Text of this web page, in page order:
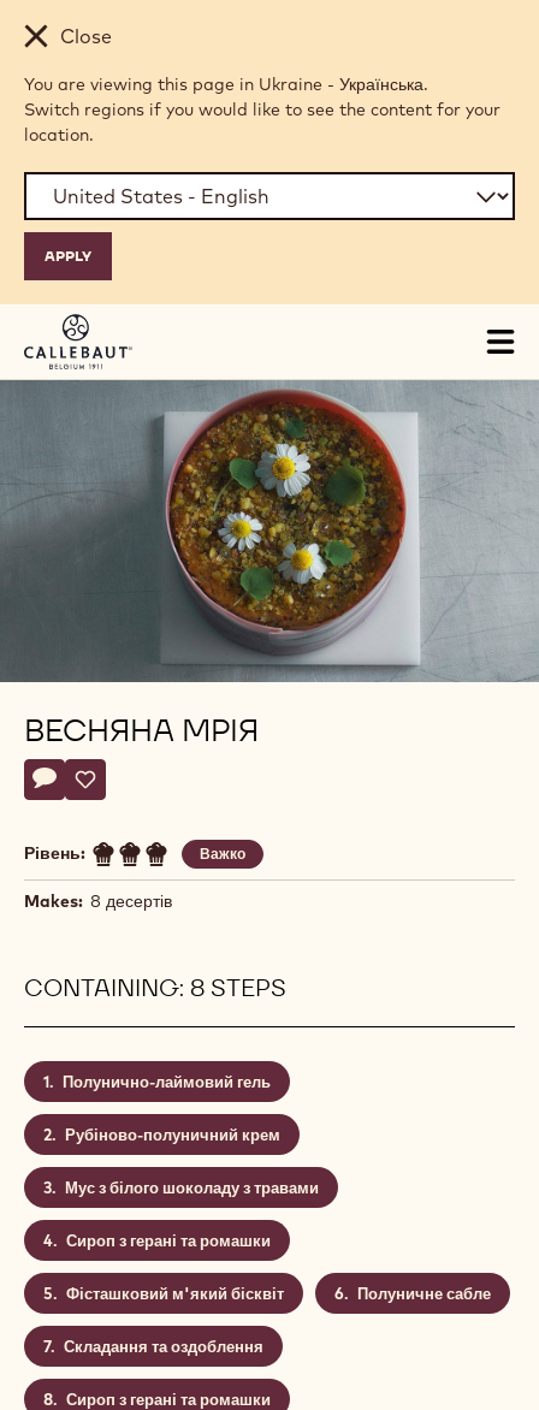
Skip to main content
Close
You are viewing this page in Ukraine - Українська.
Switch regions if you would like to see the content for your
location.
ВЕСНЯНА МРІЯ
Actions
Написати коментар
- Весняна мрія
Записати
- Весняна мрія
Рівень: Важко
Makes: 8 десертів
CONTAINING: 8 STEPS
Полунично-лаймовий гель
Рубіново-полуничний крем
Мус з білого шоколаду з травами
Сироп з герані та ромашки
Фісташковий м'який бісквіт Полуничне сабле
Складання та оздоблення
Сироп з герані та ромашки